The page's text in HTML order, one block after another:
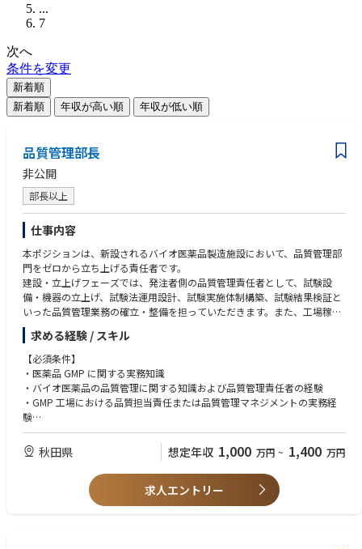
...
7
次へ
条件を変更
新着順
新着順
年収が高い順 年収が低い順
品質管理部長
非公開
部長以上
仕事内容
本ポジションは、新設されるバイオ医薬品製造施設において、品質管理部
門をゼロから立ち上げる責任者です。
建設・立上げフェーズでは、発注者側の品質管理責任者として、試験設
備・機器の立上げ、試験法運用設計、試験実施体制構築、試験結果検証と
いった品質管理業務の確立・整備を担っていただきます。また、工場稼働
後は、品質管理部門責任者として、原材料試験、工程内試験、製品試験、
環境モニタリング、安定性試験等を含む試験活動全般の責任を担っていた
だきます。
求める経験 / スキル
【必須条件】
・医薬品 GMP に関する実務知識
・バイオ医薬品の品質管理に関する知識および品質管理責任者の経験
・GMP 工場における品質担当責任または品質管理マネジメントの実務経
験
・試験設備・機器、試薬等、試験記録、試験結果、データインテグリティ
に関する基本的な理解
・複数の社外関係者（設計会社、施工会社、設備ベンダー、コンサルタン
ト、外部試験機関、技術供与等）との調整・折衝経験
・品質管理部門または試験関連チームにおけるピープルマネジメント経験
・環境で発生する課題を整理し、関係者を巻き込みながら解決に導く能力
秋田県 想定年収 1,000 万円 ~ 1,400 万円
求人エントリー